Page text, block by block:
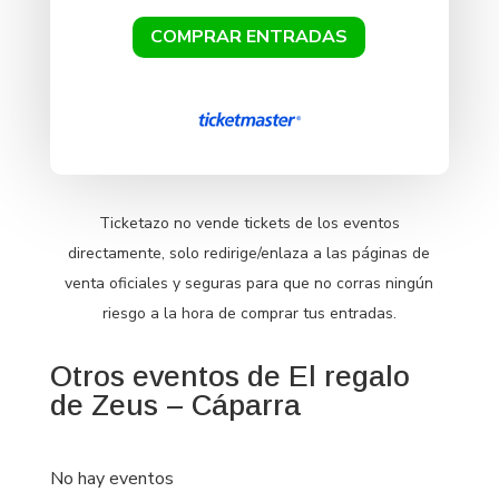
COMPRAR ENTRADAS
Ticketazo no vende tickets de los eventos
directamente, solo redirige/enlaza a las páginas de
venta oficiales y seguras para que no corras ningún
riesgo a la hora de comprar tus entradas.
Otros eventos de El regalo
de Zeus – Cáparra
No hay eventos